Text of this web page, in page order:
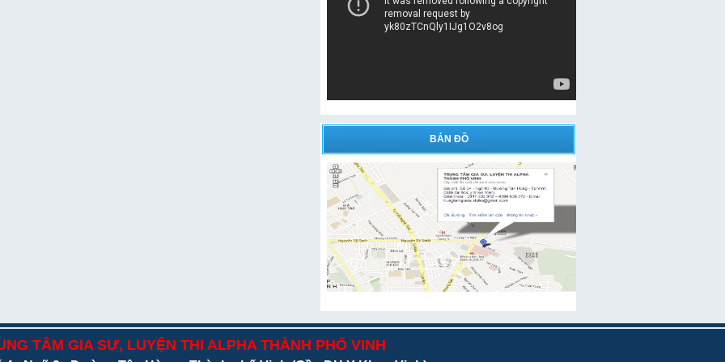
BẢN ĐỒ
TÂM GIA SƯ, LUYỆN THI ALPHA THÀNH PHỐ VINH